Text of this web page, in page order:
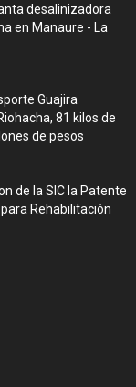
desalinizadora
en Manaure - La
Guajira
81 kilos de
de pesos
de la SIC la Patente
Rehabilitación